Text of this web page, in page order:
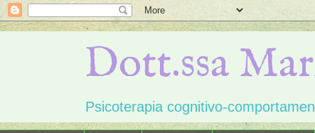
Dott.ssa
Psicoterapia cognitivo-